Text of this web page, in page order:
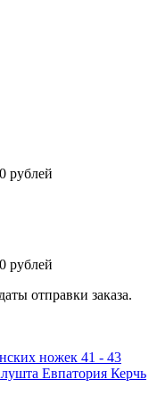
рублей
рублей
отправки заказа.